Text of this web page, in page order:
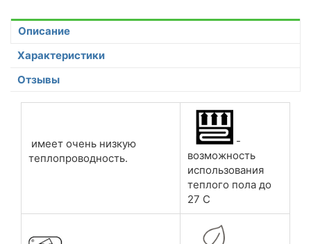
Описание
Характеристики
Отзывы
имеет очень низкую
теплопроводность.
-
возможность
использования
теплого пола до
27 С